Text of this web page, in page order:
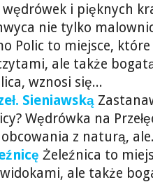
i pięknych
nie tylko
Polic to miejsce,
ale także
wznosi się...
Sieniawską
Wędrówka na
obcowania z naturą,
Żeleźnica to
ale także